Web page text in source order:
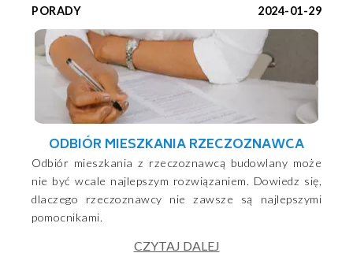
PORADY 2024-01-29
ODBIÓR MIESZKANIA RZECZOZNAWCA
Odbiór mieszkania z rzeczoznawcą budowlany może
nie być wcale najlepszym rozwiązaniem. Dowiedz się,
dlaczego rzeczoznawcy nie zawsze są najlepszymi
pomocnikami.
CZYTAJ DALEJ